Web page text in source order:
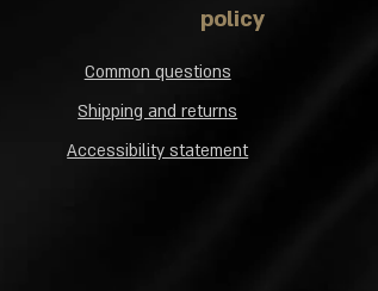
policy
Common questions
Shipping and returns
Accessibility statement